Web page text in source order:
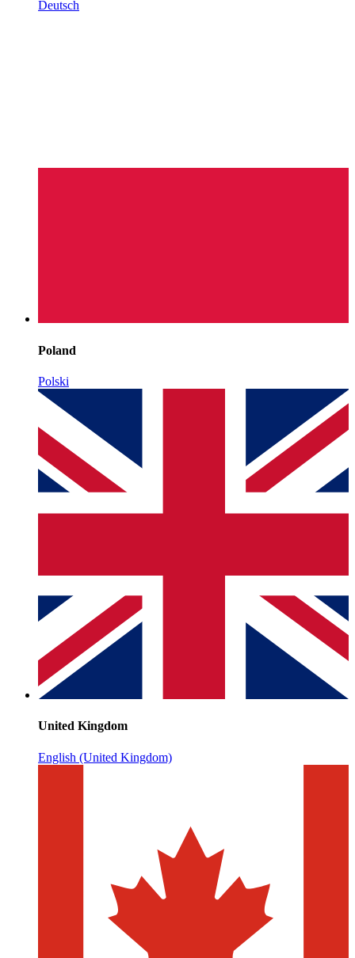
Deutsch
Poland
Polski
United Kingdom
English (United Kingdom)